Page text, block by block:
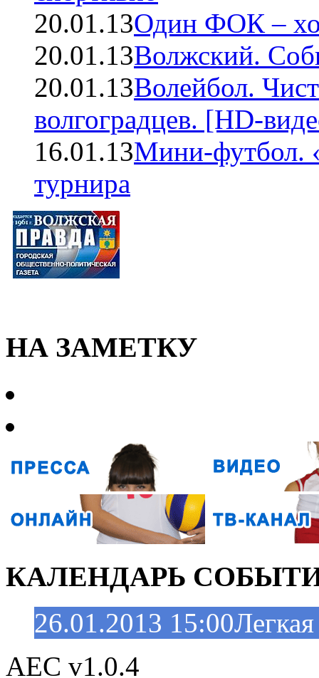
20.01.13Один ФОК –
20.01.13Волжский.
20.01.13Волейбол.
волгоградцев. [HD-
16.01.13Мини-футбол.
турнира
НА ЗАМЕТКУ
КАЛЕНДАРЬ
26.01.2013 15:00
AEC v1.0.4